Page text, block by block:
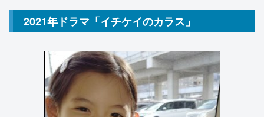
2021年ドラマ「イチケイのカラス」